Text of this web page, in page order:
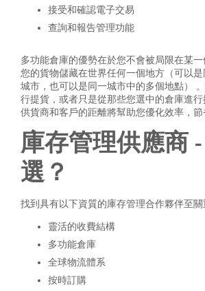
接受和確認電子交易
查詢和報告管理功能
多功能倉庫的優勢在於您不會被局限在某
您的貨物儲藏在世界任何一個地方（可以
城市，也可以是同一城市中的多個地點）
行提貨，或者只是從那些您選中的倉庫進
供貨商和客戶的距離將幫助您優化效率，節
庫存管理供應商
選？
找到具有以下資質的庫存管理合作夥伴至關
靈活的收費結構
多功能倉庫
全球物流體系
按時訂購